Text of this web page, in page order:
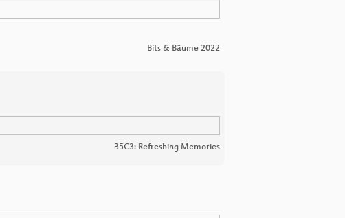
Bits & Bäume 2022
35C3: Refreshing Memories